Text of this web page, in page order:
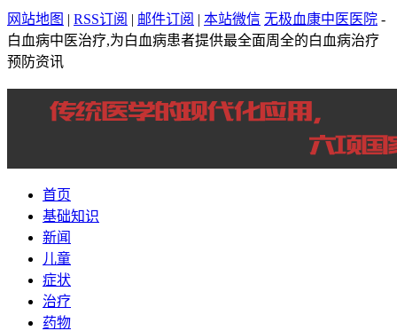
网站地图 | RSS订阅 | 邮件订阅 | 本站微信 无极血康中医医院 -
白血病中医治疗,为白血病患者提供最全面周全的白血病治疗
预防资讯
首页
基础知识
新闻
儿童
症状
治疗
药物